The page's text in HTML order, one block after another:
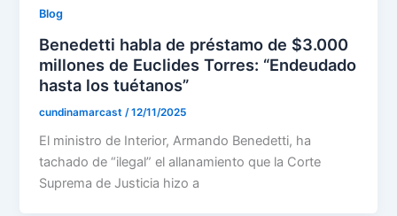
Blog
Benedetti habla de préstamo de $3.000
millones de Euclides Torres: “Endeudado
hasta los tuétanos”
cundinamarcast /12/11/2025
El ministro de Interior, Armando Benedetti, ha
tachado de “ilegal” el allanamiento que la Corte
Suprema de Justicia hizo a